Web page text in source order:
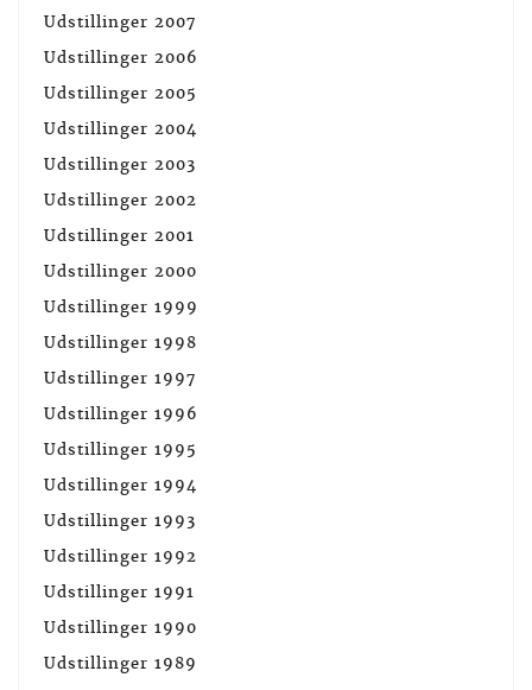
Udstillinger 2007
Udstillinger 2006
Udstillinger 2005
Udstillinger 2004
Udstillinger 2003
Udstillinger 2002
Udstillinger 2001
Udstillinger 2000
Udstillinger 1999
Udstillinger 1998
Udstillinger 1997
Udstillinger 1996
Udstillinger 1995
Udstillinger 1994
Udstillinger 1993
Udstillinger 1992
Udstillinger 1991
Udstillinger 1990
Udstillinger 1989